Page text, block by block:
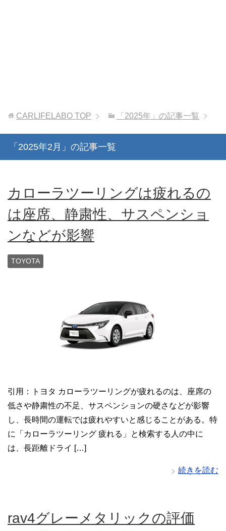
CARLIFELABO TOP 「2025年」の記事一覧
「2025年2月」の記事一覧
カローラツーリングは疲れるの
は座席、静粛性、サスペンショ
ンなどが影響
TOYOTA
引用：トヨタ カローラツーリングが疲れるのは、座席の
低さや静粛性の不足、サスペンションの硬さなどが影響
し、長時間の運転では疲れやすいと感じることがある。特
に「カローラツーリング 疲れる」と検索する人の中に
は、長距離ドライ […]
続きを読む
rav4グレーメタリックの評価